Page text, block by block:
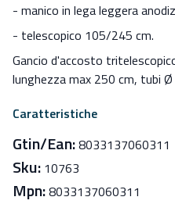
- manico in lega leggera
- telescopico 105/245 cm.
Gancio d'accosto
lunghezza max 250 cm, tubi
Caratteristiche
Gtin/Ean:8033137060311
Sku: 10763
Mpn:8033137060311